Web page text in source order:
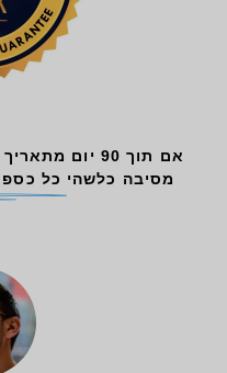
אם תוך 90
מסיבה כלשהי כל